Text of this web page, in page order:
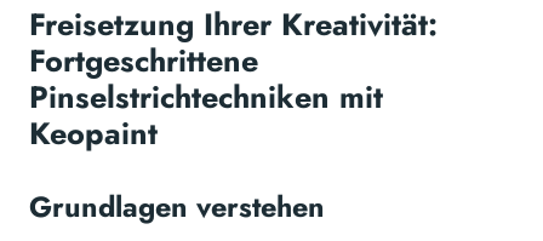
Freisetzung Ihrer Kreativität:
Fortgeschrittene
Pinselstrichtechniken mit
Keopaint
Grundlagen verstehen